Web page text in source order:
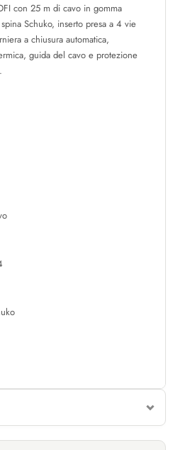
con 25 m di cavo in gomma
Schuko, inserto presa a 4 vie
a chiusura automatica,
guida del cavo e protezione